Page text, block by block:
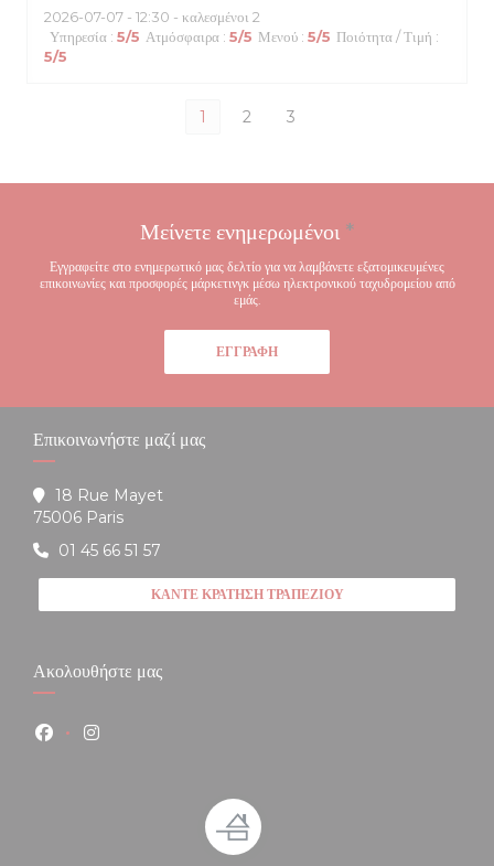
2026-07-07 - 12:30 - καλεσμένοι 2
Υπηρεσία : 5/5 Ατμόσφαιρα : 5/5 Μενού : 5/5 Ποιότητα / Τιμή :
5/5
1 2 3
Μείνετε ενημερωμένοι *
Εγγραφείτε στο ενημερωτικό μας δελτίο για να λαμβάνετε εξατομικευμένες
επικοινωνίες και προσφορές μάρκετινγκ μέσω ηλεκτρονικού ταχυδρομείου από
εμάς.
ΕΓΓΡΑΦΉ
Επικοινωνήστε μαζί μας
18 Rue Mayet
75006 Paris((ανοίγει σε νέο παράθυρο))
01 45 66 51 57
ΚΆΝΤΕ ΚΡΆΤΗΣΗ ΤΡΑΠΕΖΙΟΎ
Ακολουθήστε μας
Facebook ((ανοίγει σε νέο παράθυρο))
Instagram ((ανοίγει σε νέο παράθυρο))